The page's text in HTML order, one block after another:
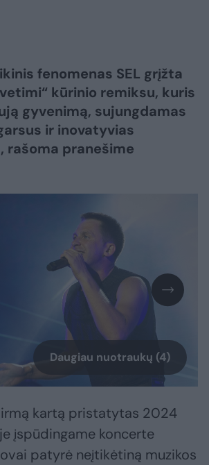
fenomenas SEL grįžta
kūrinio remiksu, kuris
gyvenimą, sujungdamas
ir inovatyvias
rašoma pranešime
Daugiau nuotraukų (4)
kartą pristatytas 2024
įspūdingame koncerte
patyrė neįtikėtiną muzikos